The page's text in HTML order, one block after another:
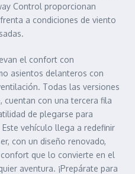
Control proporcionan
a condiciones de viento
el confort con
asientos delanteros con
Todas las versiones
cuentan con una tercera fila
de plegarse para
vehículo llega a redefinir
con un diseño renovado,
que lo convierte en el
aventura. ¡Prepárate para